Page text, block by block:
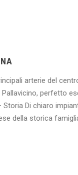
arterie del
perfetto
Di chiaro
della storica